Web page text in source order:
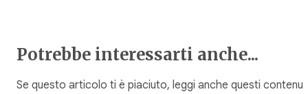
Potrebbe interessarti anche...
Se questo articolo ti è piaciuto, leggi anche questi